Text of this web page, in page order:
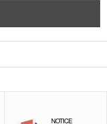
NOTICE